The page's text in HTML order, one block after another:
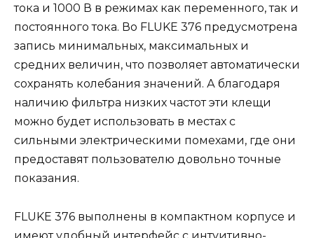
тока и 1000 В в режимах как переменного, так и
постоянного тока. Во FLUKE 376 предусмотрена
запись минимальных, максимальных и
средних величин, что позволяет автоматически
сохранять колебания значений. А благодаря
наличию фильтра низких частот эти клещи
можно будет использовать в местах с
сильными электрическими помехами, где они
предоставят пользователю довольно точные
показания.
FLUKE 376 выполнены в компактном корпусе и
имеют удобный интерфейс с интуитивно-